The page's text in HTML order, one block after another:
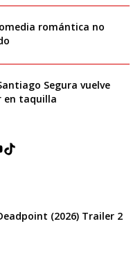
romántica no
Segura vuelve
en taquilla
TikTok
(2026) Trailer 2